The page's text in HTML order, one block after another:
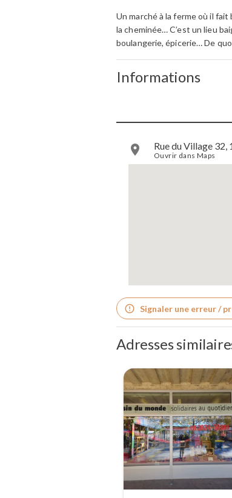
Un marché à la ferme où il
la cheminée… C’est un lieu
boulangerie, épicerie… De
Informations
Rue du Village 32,
Ouvrir dans Maps
Signaler une erreur /
Adresses